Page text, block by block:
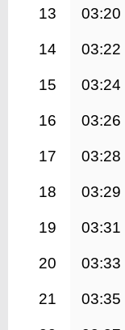
13 03:20
14 03:22
15 03:24
16 03:26
17 03:28
18 03:29
19 03:31
20 03:33
21 03:35